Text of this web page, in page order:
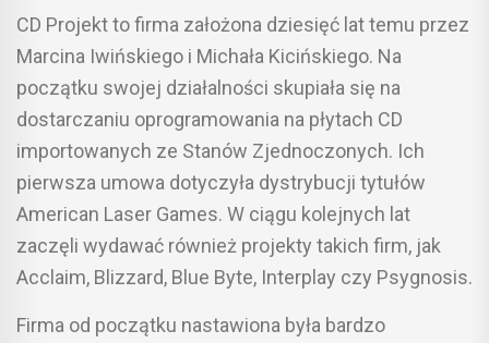
CD Projekt to firma założona dziesięć lat temu przez
Marcina Iwińskiego i Michała Kicińskiego. Na
początku swojej działalności skupiała się na
dostarczaniu oprogramowania na płytach CD
importowanych ze Stanów Zjednoczonych. Ich
pierwsza umowa dotyczyła dystrybucji tytułów
American Laser Games. W ciągu kolejnych lat
zaczęli wydawać również projekty takich firm, jak
Acclaim, Blizzard, Blue Byte, Interplay czy Psygnosis.
Firma od początku nastawiona była bardzo